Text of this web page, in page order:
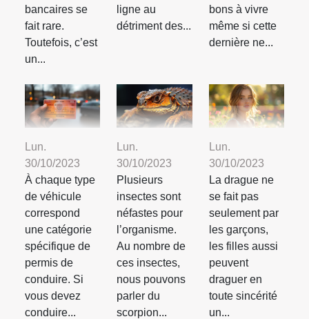
bancaires se
fait rare.
Toutefois, c’est
un...
ligne au
détriment des...
bons à vivre
même si cette
dernière ne...
Lun.
30/10/2023
À chaque type
de véhicule
correspond
une catégorie
spécifique de
permis de
conduire. Si
vous devez
conduire...
Lun.
30/10/2023
Plusieurs
insectes sont
néfastes pour
l’organisme.
Au nombre de
ces insectes,
nous pouvons
parler du
scorpion...
Lun.
30/10/2023
La drague ne
se fait pas
seulement par
les garçons,
les filles aussi
peuvent
draguer en
toute sincérité
un...